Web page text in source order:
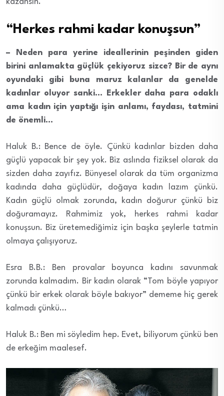
“Herkes rahmi kadar konuşsun”
– Neden para yerine ideallerinin peşinden giden
birini anlamakta güçlük çekiyoruz sizce? Bir de aynı
oyundaki gibi buna maruz kalanlar da genelde
kadınlar oluyor sanki… Erkekler daha para odaklı
ama kadın için yaptığı işin anlamı, faydası, tatmini
de önemli…
Haluk B.: Bence de öyle. Çünkü kadınlar bizden daha
güçlü yapacak bir şey yok. Biz aslında fiziksel olarak da
sizden daha zayıfız. Bünyesel olarak da tüm organizma
kadında daha güçlüdür, doğaya kadın lazım çünkü.
Kadın güçlü olmak zorunda, kadın doğurur çünkü biz
doğuramayız. Rahmimiz yok, herkes rahmi kadar
konuşsun. Biz üretemediğimiz için başka şeylerle tatmin
olmaya çalışıyoruz.
Esra B.B.: Ben provalar boyunca kadını savunmak
zorunda kalmadım. Bir kadın olarak “Tom böyle yapıyor
çünkü bir erkek olarak böyle bakıyor” dememe hiç gerek
kalmadı çünkü…
Haluk B.: Ben mi söyledim hep. Evet, biliyorum çünkü ben
de erkeğim maalesef.